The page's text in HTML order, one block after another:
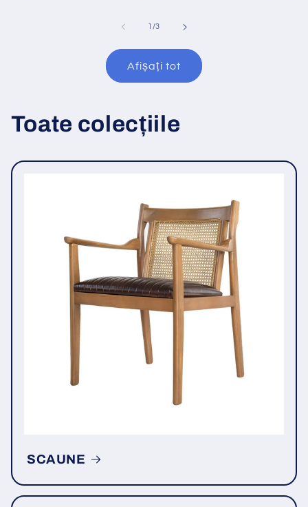
1 /din
3
Afișați tot
Toate colecțiile
SCAUNE